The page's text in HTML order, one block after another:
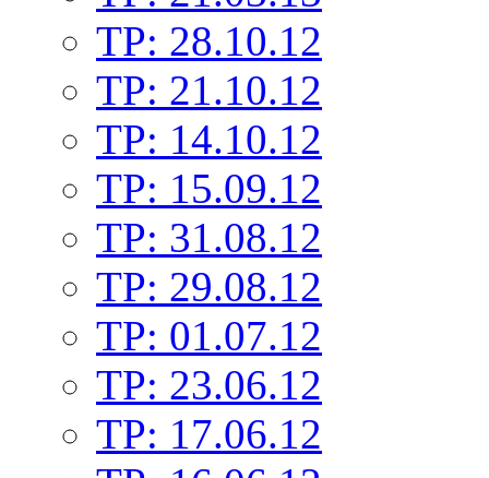
TP: 28.10.12
TP: 21.10.12
TP: 14.10.12
TP: 15.09.12
TP: 31.08.12
TP: 29.08.12
TP: 01.07.12
TP: 23.06.12
TP: 17.06.12